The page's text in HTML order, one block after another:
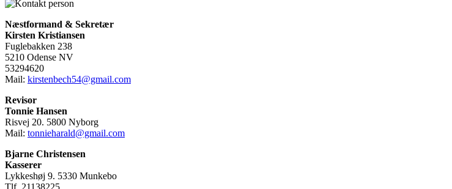
Næstformand & Sekretær
Kirsten Kristiansen
Fuglebakken 238
5210 Odense NV
53294620
Mail: kirstenbech54@gmail.com
Revisor
Tonnie Hansen
Risvej 20. 5800 Nyborg
Mail: tonnieharald@gmail.com
Bjarne Christensen
Kasserer
Lykkeshøj 9. 5330 Munkebo